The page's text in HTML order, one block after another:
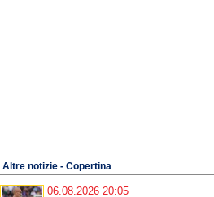
Altre notizie - Copertina
06.08.2026 20:05